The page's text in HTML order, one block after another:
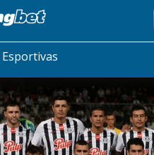
LIBERTADORES